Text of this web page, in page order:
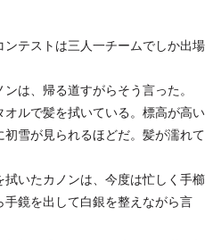
ンテストは三人一チームでしか出場
は、帰る道すがらそう言った。
ルで髪を拭いている。標高が高い
雪が見られるほどだ。髪が濡れて
いたカノンは、今度は忙しく手櫛
鏡を出して白銀を整えながら言